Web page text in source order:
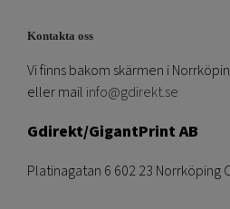
Kontakta oss
Vi finns bakom skärmen i
eller mail info@gdirekt.se
Gdirekt/GigantPrint AB
Platinagatan 6 602 23 Norrköping